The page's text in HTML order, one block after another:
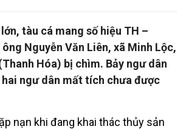
tàu cá mang số hiệu TH –
Nguyễn Văn Liên, xã Minh Lộc,
Hóa) bị chìm. Bảy ngư dân
ngư dân mất tích chưa được
nạn khi đang khai thác thủy sản